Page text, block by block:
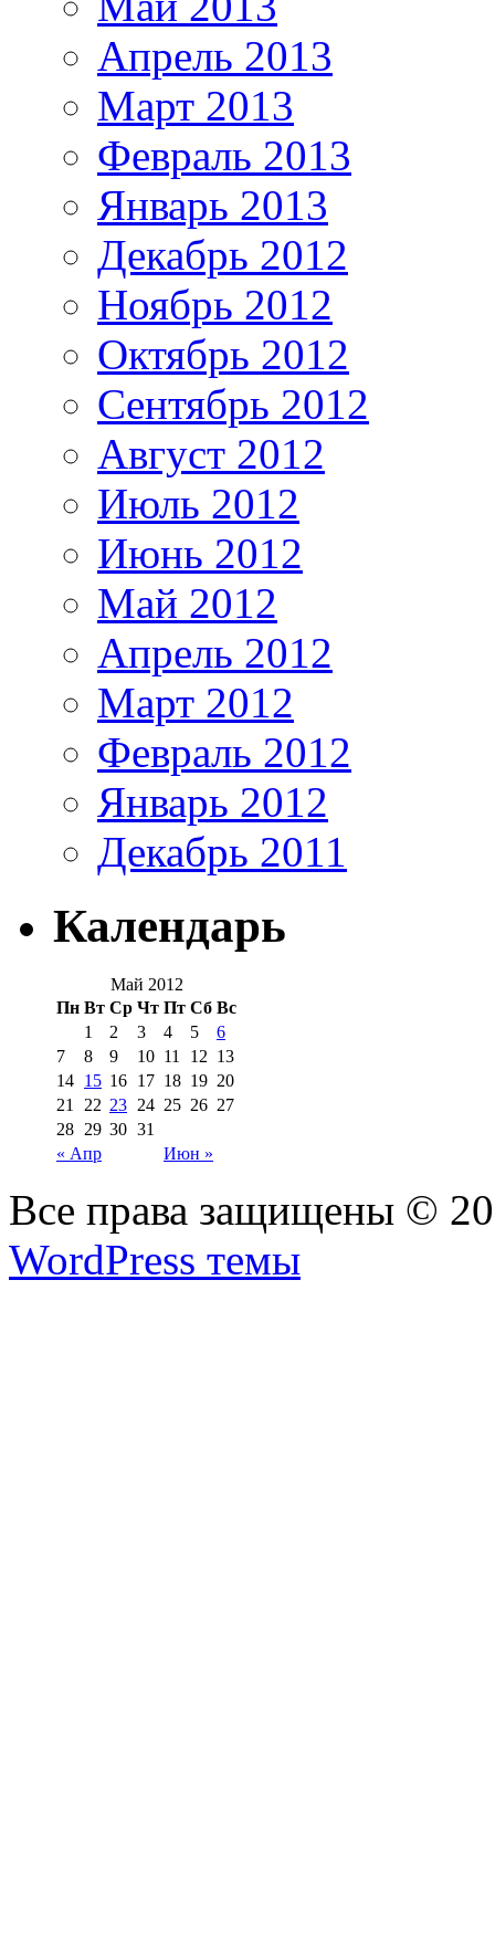
Апрель 2013
Март 2013
Февраль 2013
Январь 2013
Декабрь 2012
Ноябрь 2012
Октябрь 2012
Сентябрь 2012
Август 2012
Июль 2012
Июнь 2012
Май 2012
Апрель 2012
Март 2012
Февраль 2012
Январь 2012
Декабрь 2011
Календарь
Май 2012
Пн Вт Ср Чт Пт Сб Вс
« Апр Июн »
1 2 3 4 5
6
7
8 9 10 11 12 13
14 15 16 17 18 19 20
21
22 23 24 25 26 27
28 29 30 31
Все права защищены ©
WordPress темы